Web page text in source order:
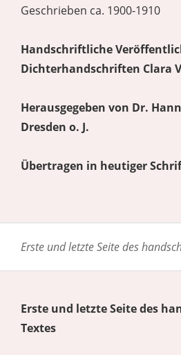
Geschrieben ca. 1900-1910
Handschriftliche
Dichterhandschriften Clara
Herausgegeben von Dr.
Dresden o. J.
Übertragen in heutiger
Erste und letzte Seite des
Erste und letzte Seite des
Textes